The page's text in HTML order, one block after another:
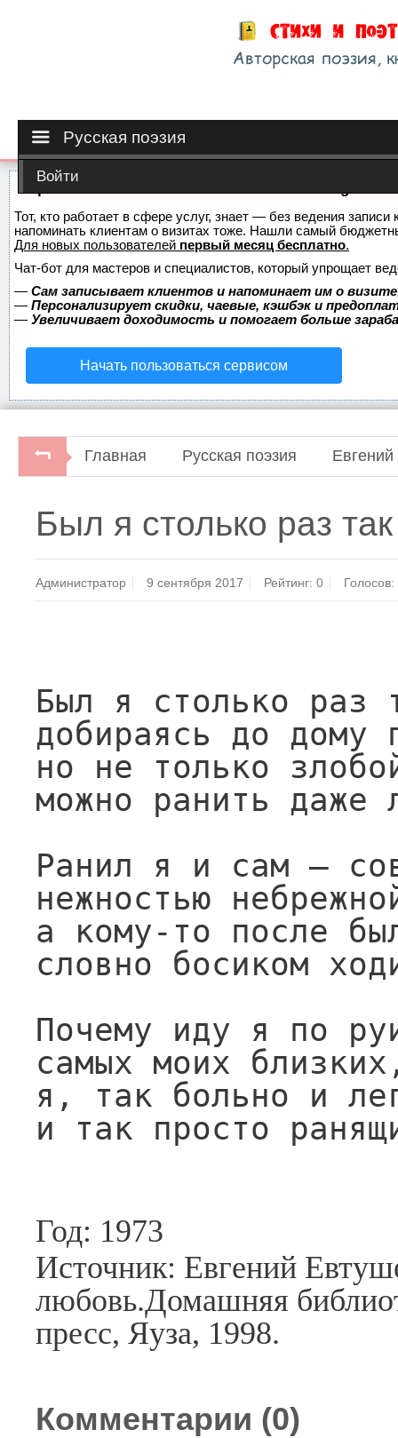
Русская поэзия
Войти
Тот, кто работает в сфере услуг, знает — без ведения
напоминать клиентам о визитах тоже. Нашли самый
Для новых пользователей первый месяц бесплатно.
Чат-бот для мастеров и специалистов, который упрощает
— Сам записывает клиентов и напоминает им о
— Персонализирует скидки, чаевые, кэшбэк и
— Увеличивает доходимость и помогает больше
Начать пользоваться сервисом
Главная Русская поэзия
Был я столько раз
Администратор 9 сентября 2017 Рейтинг:0 Голосов:
Был я столько раз
добираясь до дому
но не только
можно ранить даже
Ранил я и сам —
нежностью
а кому-то после
словно босиком
Почему иду я по
самых моих
я, так больно и
и так просто
Год: 1973
Источник: Евгений
любовь.Домашняя
пресс, Яуза, 1998.
Комментарии (0)